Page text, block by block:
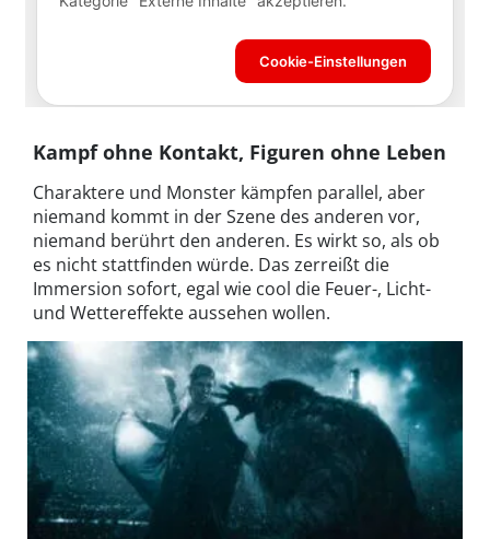
Kampf ohne Kontakt, Figuren ohne Leben
Charaktere und Monster kämpfen parallel, aber
niemand kommt in der Szene des anderen vor,
niemand berührt den anderen. Es wirkt so, als ob
es nicht stattfinden würde. Das zerreißt die
Immersion sofort, egal wie cool die Feuer-, Licht-
und Wettereffekte aussehen wollen.